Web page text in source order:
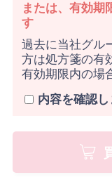
または、有効期
す
過去に当社グル
方は処方箋の有
有効期限内の場
内容を確認し